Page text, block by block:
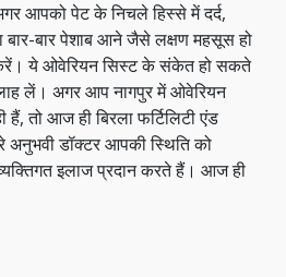
आपको पेट के निचले हिस्से में दर्द,
बार-बार पेशाब आने जैसे लक्षण महसूस हो
ये ओवेरियन सिस्ट के संकेत हो सकते
लें। अगर आप नागपुर में ओवेरियन
तो आज ही बिरला फर्टिलिटी एंड
डॉक्टर आपकी स्थिति को
इलाज प्रदान करते हैं। आज ही